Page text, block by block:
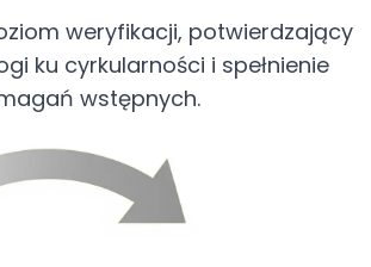
weryfikacji, potwierdzający
ku cyrkularności i spełnienie
wstępnych.